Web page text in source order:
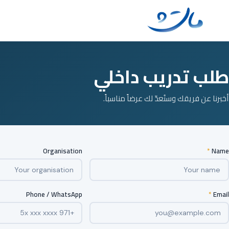
طلب تدريب داخلي
أخبرنا عن فريقك وسنُعدّ لك عرضاً مناسباً.
Name
*
Organisation
Email
*
Phone / WhatsApp